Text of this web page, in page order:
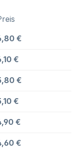
€
€
€
€
€
€